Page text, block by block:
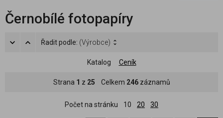
Černobílé fotopapíry
Řadit podle: (Výrobce)
Katalog Ceník
Strana 1 z 25 Celkem 246záznamů
Počet na stránku 10 20 30